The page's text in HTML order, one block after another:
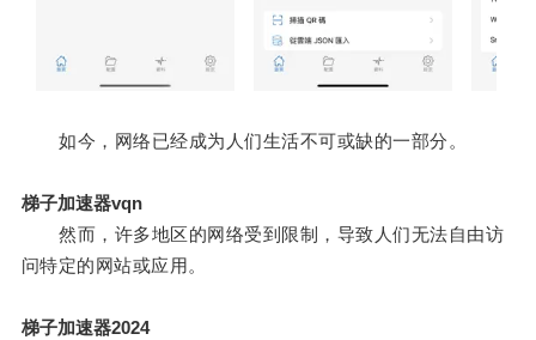
如今，网络已经成为人们生活不可或缺的一部分。
梯子加速器vqn
然而，许多地区的网络受到限制，导致人们无法自由访
问特定的网站或应用。
梯子加速器2024